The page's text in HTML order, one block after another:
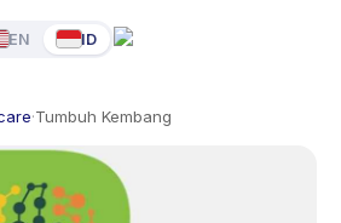
EN ID
·Tumbuh Kembang